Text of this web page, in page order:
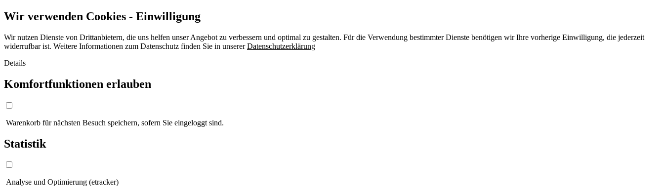
Wir verwenden Cookies - Einwilligung
Wir nutzen Dienste von Drittanbietern, die uns helfen unser Angebot zu verbessern und optimal zu gestalten. Für die Verwendung bestimmter Dienste benötigen wir Ihre vorherige Einwilligung, die jederzeit
widerrufbar ist. Weitere Informationen zum Datenschutz finden Sie in unsererDatenschutzerklärung
Details
Komfortfunktionen erlauben
Warenkorb für nächsten Besuch speichern, sofern Sie eingeloggt sind.
Statistik
Analyse und Optimierung (etracker)